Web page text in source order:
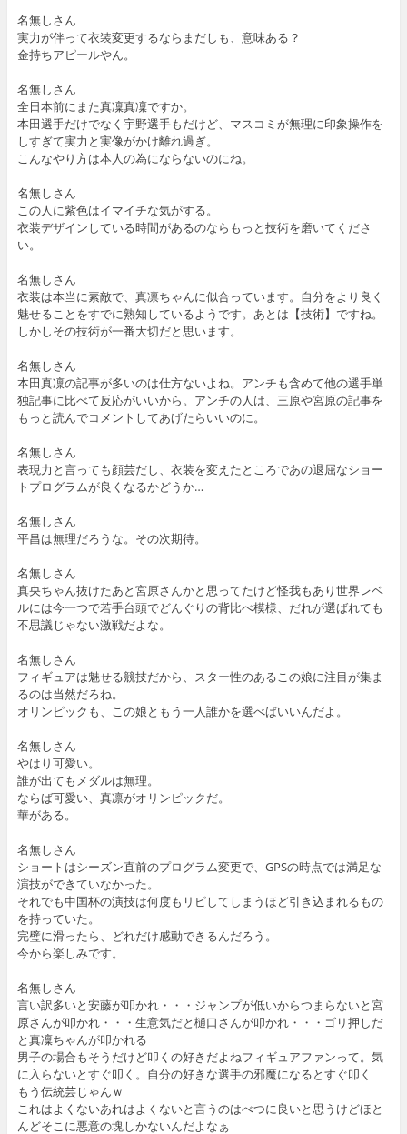
名無しさん
実力が伴って衣装変更するならまだしも、意味ある？
金持ちアピールやん。
名無しさん
全日本前にまた真凜真凜ですか。
本田選手だけでなく宇野選手もだけど、マスコミが無理に印象操作を
しすぎて実力と実像がかけ離れ過ぎ。
こんなやり方は本人の為にならないのにね。
名無しさん
この人に紫色はイマイチな気がする。
衣装デザインしている時間があるのならもっと技術を磨いてくださ
い。
名無しさん
衣装は本当に素敵で、真凛ちゃんに似合っています。自分をより良く
魅せることをすでに熟知しているようです。あとは【技術】ですね。
しかしその技術が一番大切だと思います。
名無しさん
本田真凜の記事が多いのは仕方ないよね。アンチも含めて他の選手単
独記事に比べて反応がいいから。アンチの人は、三原や宮原の記事を
もっと読んでコメントしてあげたらいいのに。
名無しさん
表現力と言っても顔芸だし、衣装を変えたところであの退屈なショー
トプログラムが良くなるかどうか…
名無しさん
平昌は無理だろうな。その次期待。
名無しさん
真央ちゃん抜けたあと宮原さんかと思ってたけど怪我もあり世界レベ
ルには今一つで若手台頭でどんぐりの背比べ模様、だれが選ばれても
不思議じゃない激戦だよな。
名無しさん
フィギュアは魅せる競技だから、スター性のあるこの娘に注目が集ま
るのは当然だろね。
オリンピックも、この娘ともう一人誰かを選べばいいんだよ。
名無しさん
やはり可愛い。
誰が出てもメダルは無理。
ならば可愛い、真凛がオリンピックだ。
華がある。
名無しさん
ショートはシーズン直前のプログラム変更で、GPSの時点では満足な
演技ができていなかった。
それでも中国杯の演技は何度もリピしてしまうほど引き込まれるもの
を持っていた。
完璧に滑ったら、どれだけ感動できるんだろう。
今から楽しみです。
名無しさん
言い訳多いと安藤が叩かれ・・・ジャンプが低いからつまらないと宮
原さんが叩かれ・・・生意気だと樋口さんが叩かれ・・・ゴリ押しだ
と真凜ちゃんが叩かれる
男子の場合もそうだけど叩くの好きだよねフィギュアファンって。気
に入らないとすぐ叩く。自分の好きな選手の邪魔になるとすぐ叩く
もう伝統芸じゃんｗ
これはよくないあれはよくないと言うのはべつに良いと思うけどほと
んどそこに悪意の塊しかないんだよなぁ